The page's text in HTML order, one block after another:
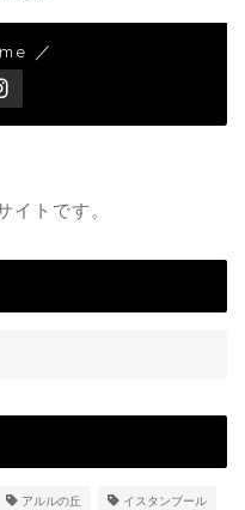
／
イトです。
アルルの丘 イスタンブール